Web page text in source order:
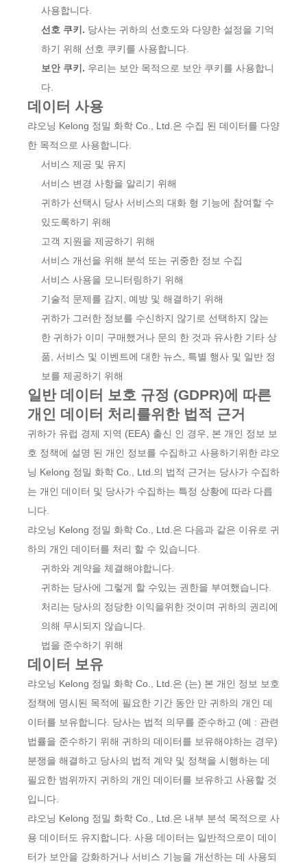
사용합니다.
선호 쿠키. 당사는 귀하의 선호도와 다양한 설정을 기억
하기 위해 선호 쿠키를 사용합니다.
보안 쿠키. 우리는 보안 목적으로 보안 쿠키를 사용합니
다.
데이터 사용
랴오닝 Kelong 정밀 화학 Co., Ltd.은 수집 된 데이터를 다양
한 목적으로 사용합니다.
서비스 제공 및 유지
서비스 변경 사항을 알리기 위해
귀하가 선택시 당사 서비스의 대화 형 기능에 참여할 수
있도록하기 위해
고객 지원을 제공하기 위해
서비스 개선을 위해 분석 또는 귀중한 정보 수집
서비스 사용을 모니터링하기 위해
기술적 문제를 감지, 예방 및 해결하기 위해
귀하가 그러한 정보를 수신하지 않기로 선택하지 않는
한 귀하가 이미 구매했거나 문의 한 것과 유사한 기타 상
품, 서비스 및 이벤트에 대한 뉴스, 특별 행사 및 일반 정
보를 제공하기 위해
일반 데이터 보호 규정 (GDPR)에 따른
개인 데이터 처리를위한 법적 근거
귀하가 유럽 경제 지역 (EEA) 출신 인 경우, 본 개인 정보 보
호 정책에 설명 된 개인 정보를 수집하고 사용하기위한 랴오
닝 Kelong 정밀 화학 Co., Ltd.의 법적 근거는 당사가 수집하
는 개인 데이터 및 당사가 수집하는 특정 상황에 따라 다릅
니다.
랴오닝 Kelong 정밀 화학 Co., Ltd.은 다음과 같은 이유로 귀
하의 개인 데이터를 처리 할 수 있습니다.
귀하와 계약을 체결해야합니다.
귀하는 당사에 그렇게 할 수있는 권한을 부여했습니다.
처리는 당사의 정당한 이익을위한 것이며 귀하의 권리에
의해 무시되지 않습니다.
법을 준수하기 위해
데이터 보유
랴오닝 Kelong 정밀 화학 Co., Ltd.은 (는) 본 개인 정보 보호
정책에 명시된 목적에 필요한 기간 동안 만 귀하의 개인 데
이터를 보유합니다. 당사는 법적 의무를 준수하고 (예 : 관련
법률을 준수하기 위해 귀하의 데이터를 보유해야하는 경우)
분쟁을 해결하고 당사의 법적 계약 및 정책을 시행하는 데
필요한 범위까지 귀하의 개인 데이터를 보유하고 사용할 것
입니다.
랴오닝 Kelong 정밀 화학 Co., Ltd.은 내부 분석 목적으로 사
용 데이터도 유지합니다. 사용 데이터는 일반적으로이 데이
터가 보안을 강화하거나 서비스 기능을 개선하는 데 사용되